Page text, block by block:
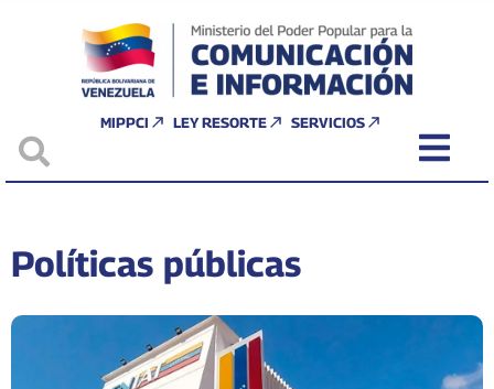
MIPPCI LEY RESORTE SERVICIOS
Políticas públicas